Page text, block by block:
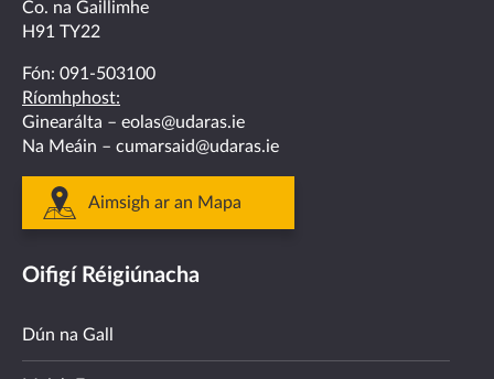
Co. na Gaillimhe
H91 TY22
Fón: 091-503100
Ríomhphost:
Ginearálta – eolas@udaras.ie
Na Meáin – cumarsaid@udaras.ie
Aimsigh ar an Mapa
Oifigí Réigiúnacha
Dún na Gall